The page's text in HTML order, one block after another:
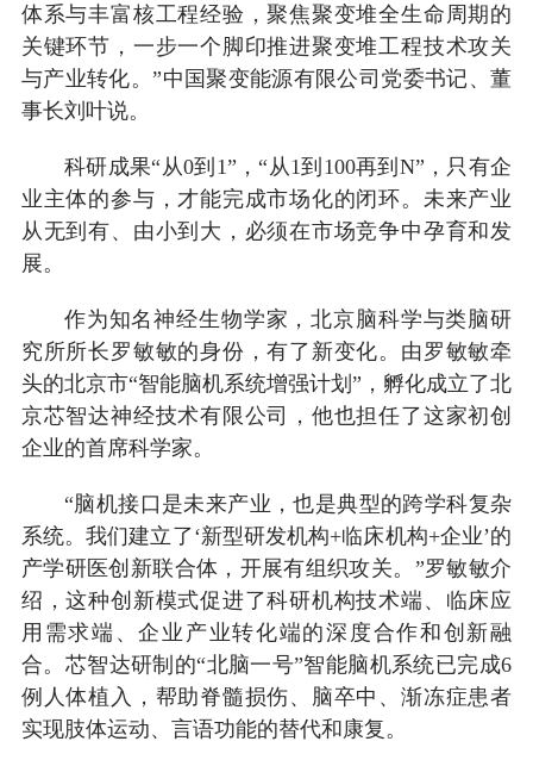
体系与丰富核工程经验，聚焦聚变堆全生命周期的
关键环节，一步一个脚印推进聚变堆工程技术攻关
与产业转化。”中国聚变能源有限公司党委书记、董
事长刘叶说。
科研成果“从0到1”，“从1到100再到N”，只有企
业主体的参与，才能完成市场化的闭环。未来产业
从无到有、由小到大，必须在市场竞争中孕育和发
展。
作为知名神经生物学家，北京脑科学与类脑研
究所所长罗敏敏的身份，有了新变化。由罗敏敏牵
头的北京市“智能脑机系统增强计划”，孵化成立了北
京芯智达神经技术有限公司，他也担任了这家初创
企业的首席科学家。
“脑机接口是未来产业，也是典型的跨学科复杂
系统。我们建立了‘新型研发机构+临床机构+企业’的
产学研医创新联合体，开展有组织攻关。”罗敏敏介
绍，这种创新模式促进了科研机构技术端、临床应
用需求端、企业产业转化端的深度合作和创新融
合。芯智达研制的“北脑一号”智能脑机系统已完成6
例人体植入，帮助脊髓损伤、脑卒中、渐冻症患者
实现肢体运动、言语功能的替代和康复。